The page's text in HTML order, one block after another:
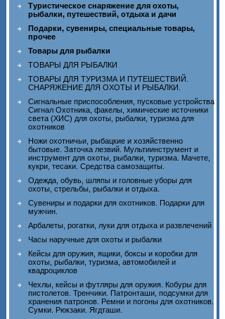
Туристическое снаряжение для охоты,
рыбалки, путешествий, отдыха и дачи
Подарки, сувениры, специальные товары,
прочее
Товары для рыбалки
ТОВАРЫ ДЛЯ РЫБАЛКИ
ТОВАРЫ ДЛЯ ТУРИЗМА И ПУТЕШЕСТВИЙ.
СНАРЯЖЕНИЕ ДЛЯ ОХОТЫ И РЫБАЛКИ.
Сигнальные приспособления, пусковые устройства
Сигнал Охотника, факелы, химические источники
света (ХИС) для охоты, рыбалки, туризма для
охотников
Ножи охотничьи, рыбацкие и хозяйственно
бытовые. Заточка лезвий. Мультиинструмент и
инструмент для охоты, рыбалки, туризма. Мачете,
кукри, тесаки. Средства самозащиты.
Одежда, обувь, шляпы и головные уборы для
охоты, стрельбы, рыбалки и отдыха.
Сувениры и подарки для охотников. Подарки для
мужчин.
Арбалеты, рогатки, луки для отдыха и развлечений
Часы наручные для охоты и рыбалки
Кейсы для оружия, ящики, боксы и коробки для
охоты, рыбалки, туризма, автомобилей и
квадроциклов
Чехлы, кейсы и футляры для оружия. Кобуры для
пистолетов. Тренчики. Патронташи, подсумки для
хранения патронов. Ремни и погоны для охотников.
Сумки. Рюкзаки. Ягдташи.